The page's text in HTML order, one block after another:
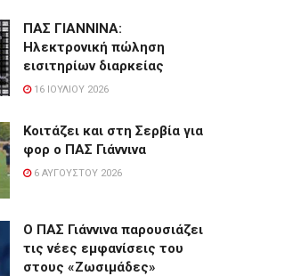
ΠΑΣ ΓΙΑΝΝΙΝΑ:
Hλεκτρονική πώληση
εισιτηρίων διαρκείας
16 ΙΟΥΛΊΟΥ 2026
Κοιτάζει και στη Σερβία για
φορ ο ΠΑΣ Γιάννινα
6 ΑΥΓΟΎΣΤΟΥ 2026
Ο ΠΑΣ Γιάννινα παρουσιάζει
τις νέες εμφανίσεις του
στους «Ζωσιμάδες»